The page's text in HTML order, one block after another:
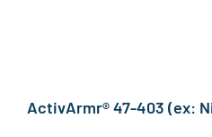
ActivArmr® 47-403 (ex: